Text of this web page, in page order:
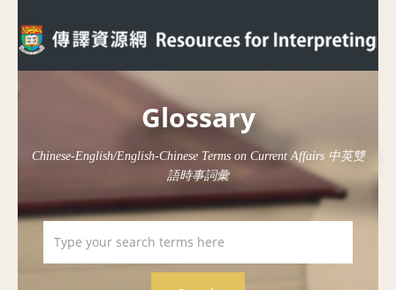
Glossary
Chinese-English/English-Chinese Terms on Current Affairs 中英雙
語時事詞彙